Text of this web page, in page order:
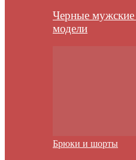
Черные
модели
Брюки и шорты